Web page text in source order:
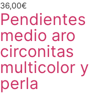
36,00€
Pendientes
medio aro
circonitas
multicolor y
perla